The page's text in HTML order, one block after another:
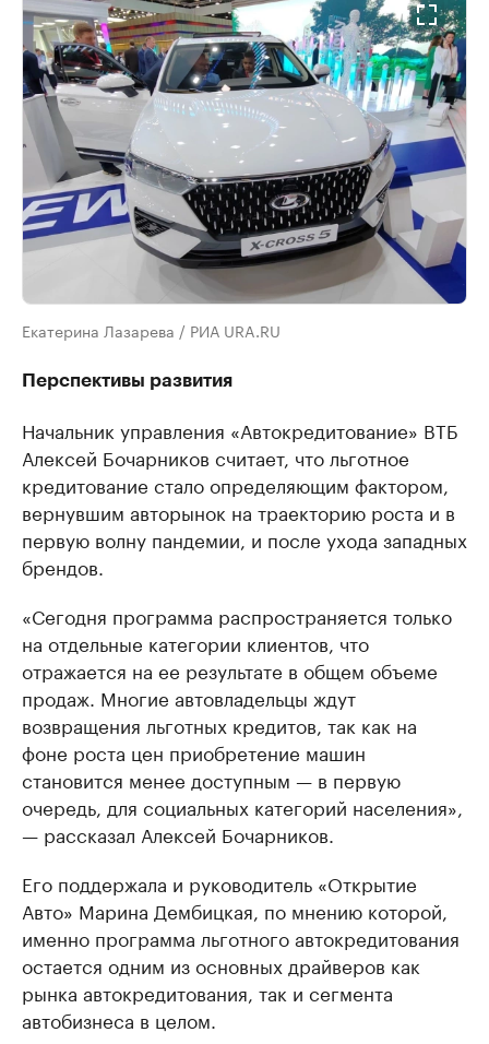
Екатерина Лазарева / РИА URA.RU
Перспективы развития
Начальник управления «Автокредитование» ВТБ
Алексей Бочарников считает, что льготное
кредитование стало определяющим фактором,
вернувшим авторынок на траекторию роста и в
первую волну пандемии, и после ухода западных
брендов.
«Сегодня программа распространяется только
на отдельные категории клиентов, что
отражается на ее результате в общем объеме
продаж. Многие автовладельцы ждут
возвращения льготных кредитов, так как на
фоне роста цен приобретение машин
становится менее доступным — в первую
очередь, для социальных категорий населения»,
— рассказал Алексей Бочарников.
Его поддержала и руководитель «Открытие
Авто» Марина Дембицкая, по мнению которой,
именно программа льготного автокредитования
остается одним из основных драйверов как
рынка автокредитования, так и сегмента
автобизнеса в целом.